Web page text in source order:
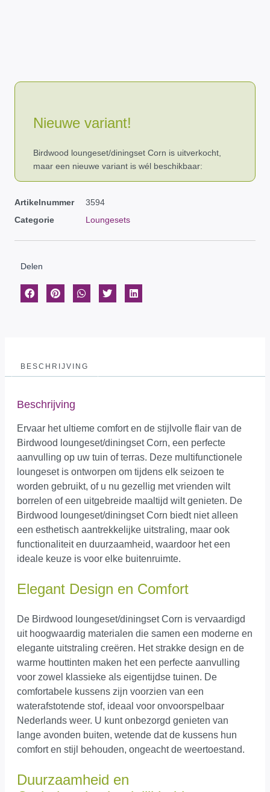
Nieuwe variant!
Birdwood loungeset/diningset Corn is uitverkocht,
maar een nieuwe variant is wél beschikbaar:
Artikelnummer
3594
Categorie
Loungesets
Delen
BESCHRIJVING
Beschrijving
Ervaar het ultieme comfort en de stijlvolle flair van de
Birdwood loungeset/diningset Corn, een perfecte
aanvulling op uw tuin of terras. Deze multifunctionele
loungeset is ontworpen om tijdens elk seizoen te
worden gebruikt, of u nu gezellig met vrienden wilt
borrelen of een uitgebreide maaltijd wilt genieten. De
Birdwood loungeset/diningset Corn biedt niet alleen
een esthetisch aantrekkelijke uitstraling, maar ook
functionaliteit en duurzaamheid, waardoor het een
ideale keuze is voor elke buitenruimte.
Elegant Design en Comfort
De Birdwood loungeset/diningset Corn is vervaardigd
uit hoogwaardig materialen die samen een moderne en
elegante uitstraling creëren. Het strakke design en de
warme houttinten maken het een perfecte aanvulling
voor zowel klassieke als eigentijdse tuinen. De
comfortabele kussens zijn voorzien van een
waterafstotende stof, ideaal voor onvoorspelbaar
Nederlands weer. U kunt onbezorgd genieten van
lange avonden buiten, wetende dat de kussens hun
comfort en stijl behouden, ongeacht de weertoestand.
Duurzaamheid en